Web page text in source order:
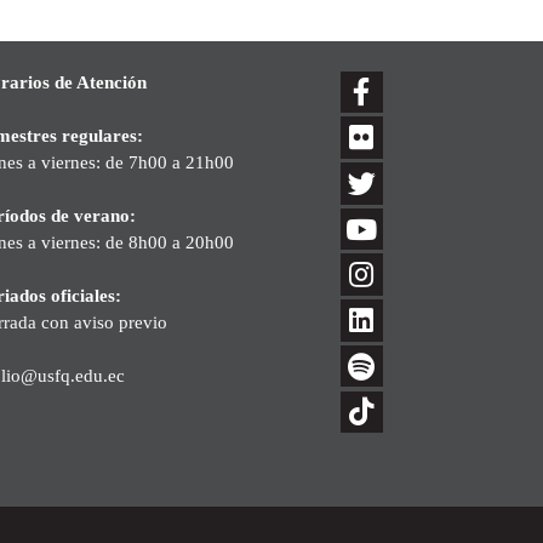
de Atención
regulares:
a viernes: de 7h00 a 21h00
de verano:
a viernes: de 8h00 a 20h00
oficiales:
con aviso previo